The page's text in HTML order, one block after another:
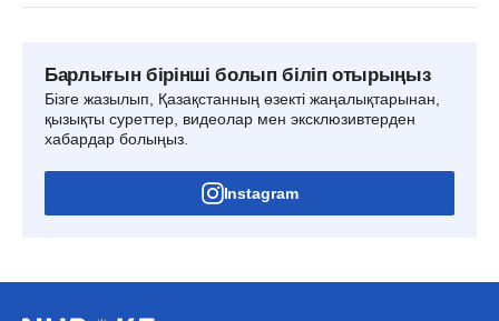
Барлығын бірінші болып біліп отырыңыз
Бізге жазылып, Қазақстанның өзекті жаңалықтарынан,
қызықты суреттер, видеолар мен эксклюзивтерден
хабардар болыңыз.
Instagram